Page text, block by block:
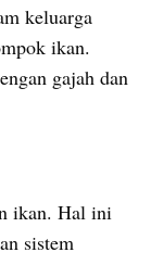
keluarga
ikan.
gajah dan
ikan. Hal ini
sistem